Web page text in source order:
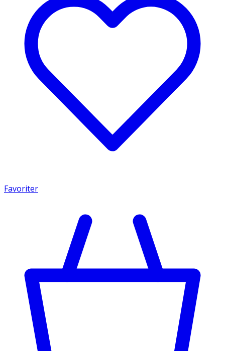
Favoriter